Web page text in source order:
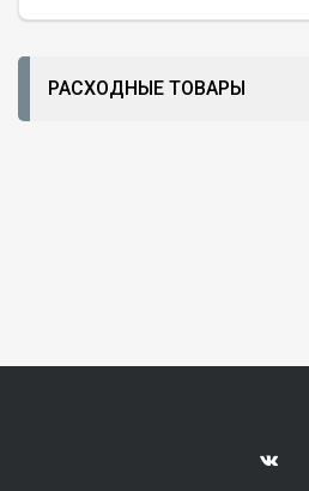
РАСХОДНЫЕ ТОВАРЫ